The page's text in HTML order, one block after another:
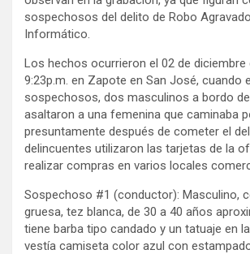
sospechosos del delito de Robo
Informático.
Los hechos ocurrieron el 02 de diciembre
9:23p.m. en Zapote en San José, cuando
sospechosos, dos masculinos a bordo
asaltaron a una femenina que caminaba
presuntamente después de cometer el
delincuentes utilizaron las tarjetas de la
realizar compras en varios locales
Sospechoso #1 (conductor): Masculino,
gruesa, tez blanca, de 30 a 40 años
tiene barba tipo candado y un tatuaje en
vestía camiseta color azul con